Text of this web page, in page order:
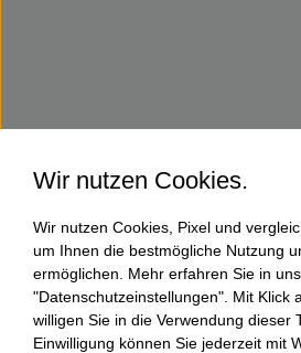
Wir nutzen Cookies.
Wir nutzen Cookies, Pixel und
um Ihnen die bestmögliche Nutzung
ermöglichen. Mehr erfahren Sie in
"Datenschutzeinstellungen". Mit Klick
willigen Sie in die Verwendung dieser
Einwilligung können Sie jederzeit mit